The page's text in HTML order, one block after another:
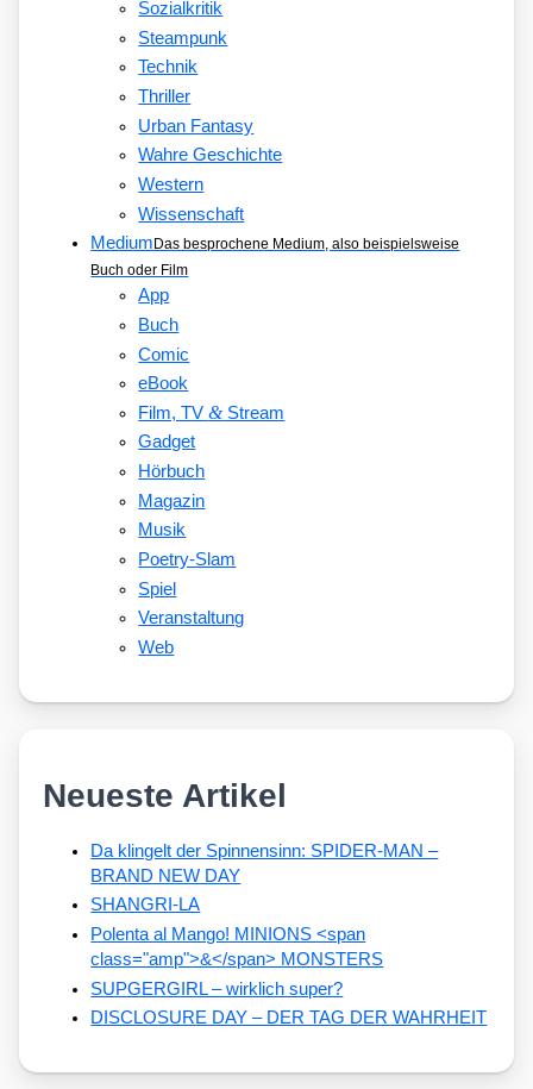
Sozialkritik
Steampunk
Technik
Thriller
Urban Fantasy
Wahre Geschichte
Western
Wissenschaft
Medium Das besprochene Medium, also beispielsweise
Buch oder Film
App
Buch
Comic
eBook
Film, TV&Stream
Gadget
Hörbuch
Magazin
Musik
Poetry-Slam
Spiel
Veranstaltung
Web
Neueste Artikel
Da klingelt der Spinnensinn: SPIDER-MAN –
BRAND NEW DAY
SHANGRI-LA
Polenta al Mango! MINIONS <span
class="amp">&</span> MONSTERS
SUPGERGIRL – wirklich super?
DISCLOSURE DAY – DER TAG DER WAHRHEIT